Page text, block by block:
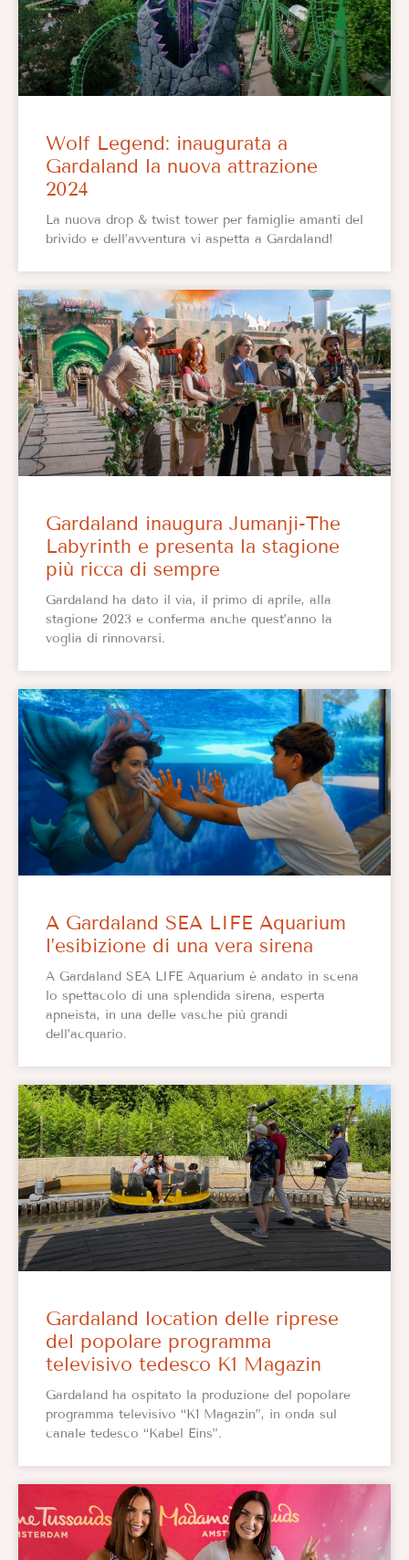
Wolf Legend: inaugurata a
Gardaland la nuova attrazione
2024
La nuova drop & twist tower per famiglie amanti del
brivido e dell’avventura vi aspetta a Gardaland!
Gardaland inaugura Jumanji-The
Labyrinth e presenta la stagione
più ricca di sempre
Gardaland ha dato il via, il primo di aprile, alla
stagione 2023 e conferma anche quest’anno la
voglia di rinnovarsi.
A Gardaland SEA LIFE Aquarium
l’esibizione di una vera sirena
A Gardaland SEA LIFE Aquarium è andato in scena
lo spettacolo di una splendida sirena, esperta
apneista, in una delle vasche più grandi
dell’acquario.
Gardaland location delle riprese
del popolare programma
televisivo tedesco K1 Magazin
Gardaland ha ospitato la produzione del popolare
programma televisivo “K1 Magazin”, in onda sul
canale tedesco “Kabel Eins”.